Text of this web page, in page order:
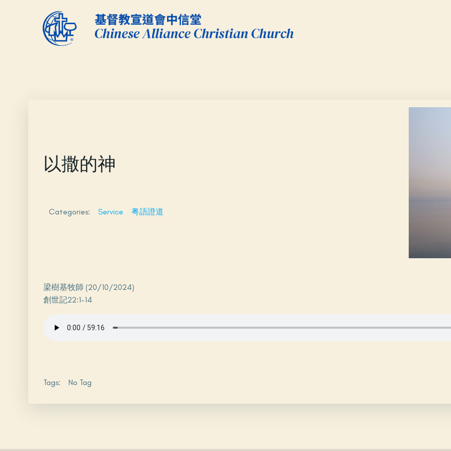
以撒的神
Categories: Service 粤語證道
梁樹基牧師 (20/10/2024)
創世記22:1-14
Tags: No Tag